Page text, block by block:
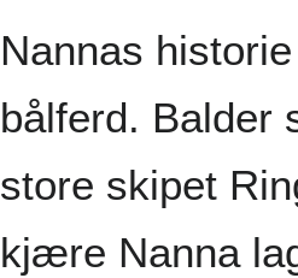
Nannas
bålferd. Balder
store skipet
kjære Nanna